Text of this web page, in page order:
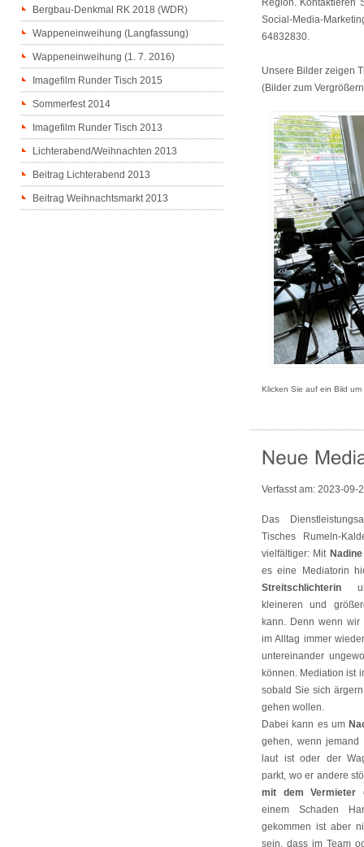
Region. Kontaktieren
Social-Media-
64832830.
Unsere Bilder zeigen
(Bilder zum
Klicken Sie auf ein Bild
Verfasst am: 2023-09-
Das
Tisches Rumeln-
vielfältiger: Mit
es eine Mediatorin
Streitschlichterin
kleineren und
kann. Denn wenn
im Alltag immer
untereinander
können. Mediation ist
sobald Sie sich
gehen wollen.
Dabei kann es um
gehen, wenn
laut ist oder der
parkt, wo er andere
mit dem Vermieter
einem Schaden
gekommen ist aber
sein, dass im Team
Bergbau-Denkmal RK 2018 (WDR)
Wappeneinweihung (Langfassung)
Wappeneinweihung (1. 7. 2016)
Imagefilm Runder Tisch 2015
Sommerfest 2014
Imagefilm Runder Tisch 2013
Lichterabend/Weihnachten 2013
Beitrag Lichterabend 2013
Beitrag Weihnachtsmarkt 2013